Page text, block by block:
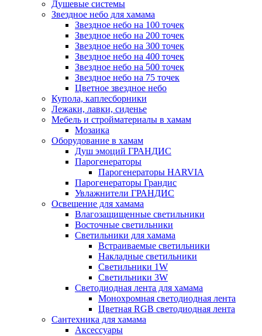
Душевые системы
Звездное небо для хамама
Звездное небо на 100 точек
Звездное небо на 200 точек
Звездное небо на 300 точек
Звездное небо на 400 точек
Звездное небо на 500 точек
Звездное небо на 75 точек
Цветное звездное небо
Купола, каплесборники
Лежаки, лавки, сиденье
Мебель и стройматериалы в хамам
Мозаика
Оборудование в хамам
Душ эмоций ГРАНДИС
Парогенераторы
Парогенераторы HARVIA
Парогенераторы Грандис
Увлажнители ГРАНДИС
Освещение для хамама
Влагозащищенные светильники
Восточные светильники
Светильники для хамама
Встраиваемые светильники
Накладные светильники
Светильники 1W
Светильники 3W
Светодиодная лента для хамама
Монохромная светодиодная лента
Цветная RGB светодиодная лента
Сантехника для хамама
Аксессуары